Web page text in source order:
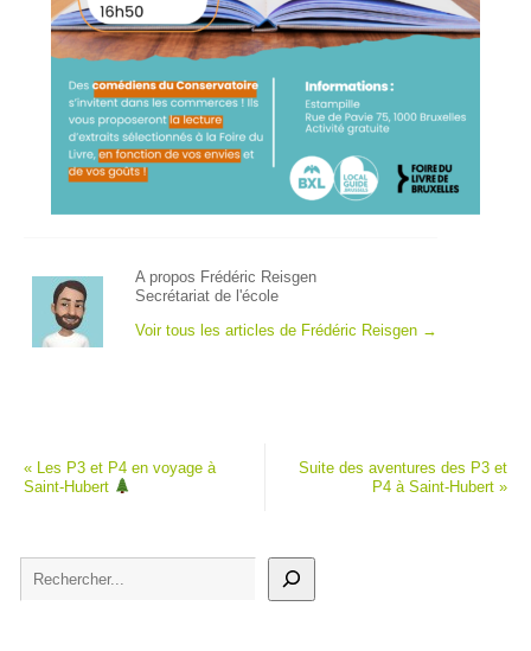
A propos Frédéric Reisgen
Secrétariat de l'école
Voir tous les articles de Frédéric Reisgen →
«Les P3 et P4 en voyage à
Saint-Hubert
Suite des aventures des P3 et
P4 à Saint-Hubert»